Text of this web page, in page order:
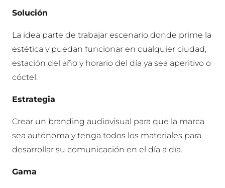
Solución
La idea parte de trabajar escenario donde prime la
estética y puedan funcionar en cualquier ciudad,
estación del año y horario del día ya sea aperitivo o
cóctel.
Estrategia
Crear un branding audiovisual para que la marca
sea autónoma y tenga todos los materiales para
desarrollar su comunicación en el día a día.
Gama